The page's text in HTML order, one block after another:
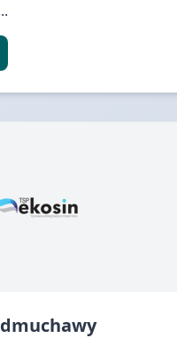
dmuchawy